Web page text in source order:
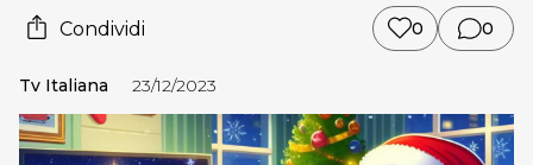
Condividi 0 0
Tv Italiana 23/12/2023